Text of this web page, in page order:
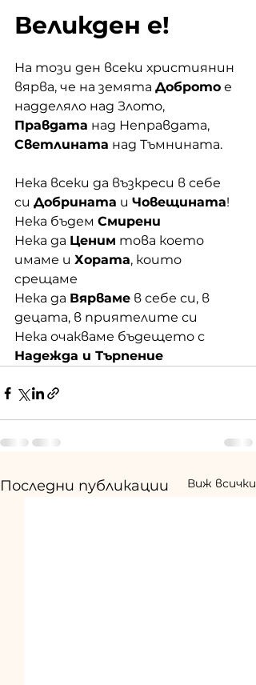
Великден е!
На този ден всеки християнин
вярва, че на земята Доброто е
надделяло над Злото,
Правдата над Неправдата,
Светлината над Тъмнината.
Нека всеки да възкреси в себе
си Добрината и Човещината!
Нека бъдем Смирени
Нека да Ценим това което
имаме и Хората, които
срещаме
Нека да Вярваме в себе си, в
децата, в приятелите си
Нека очакваме бъдещето с
Надежда и Търпение
Последни публикации Виж всички